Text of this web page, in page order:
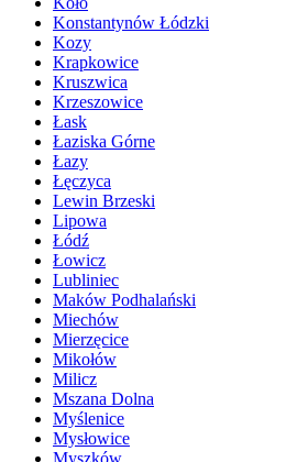
Konstantynów Łódzki
Kozy
Krapkowice
Kruszwica
Krzeszowice
Łask
Łaziska Górne
Łazy
Łęczyca
Lewin Brzeski
Lipowa
Łódź
Łowicz
Lubliniec
Maków Podhalański
Miechów
Mierzęcice
Mikołów
Milicz
Mszana Dolna
Myślenice
Mysłowice
Myszków